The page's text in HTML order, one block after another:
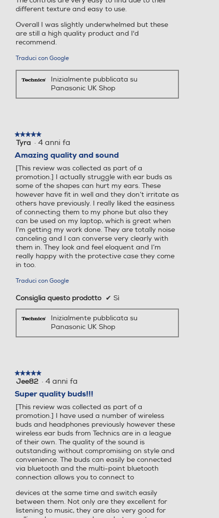
Il tuo suono con stile
un'accattivante custodia caricabatterie.
Controlla i suoni attorno a te
Modalità Natural Ambient
un'ampia gamma di suoni a basse e alte
frequenze in un modo così naturale che ti
sembrerà di non indossare le cuffie.
different texture and easy to use.
Overall I was slightly underwhelmed but these
are still a high quality product and I'd
recommend.
Traduci con Google
Inizialmente pubblicata su
Panasonic UK Shop
★★★★★
★★★★★
5
5
stelle.
Tyra · 4 anni fa
Amazing quality and sound
[This review was collected as part of a
promotion.] I actually struggle with ear buds as
some of the shapes can hurt my ears. These
however have fit in well and they don’t irritate as
others have previously. I really liked the easiness
of connecting them to my phone but also they
can be used on my laptop, which is great when
I’m getting my work done. They are totally noise
canceling and I can converse very clearly with
them in. They look and feel eloquent and I’m
really happy with the protective case they come
in too.
Traduci con Google
Consiglia questo prodotto ✔ Sì
Inizialmente pubblicata su
Panasonic UK Shop
★★★★★
★★★★★
5
5
stelle.
Jee82 · 4 anni fa
Super quality buds!!!
[This review was collected as part of a
promotion.] I have used a number of wireless
buds and headphones previously however these
wireless ear buds from Technics are in a league
of their own. The quality of the sound is
outstanding without compromising on style and
convenience. The buds can easily be connected
via bluetooth and the multi-point bluetooth
connection allows you to connect to
devices at the same time and switch easily
between them. Not only are they excellent for
listening to music, they are also very good for